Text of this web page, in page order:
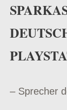
– Sprecher